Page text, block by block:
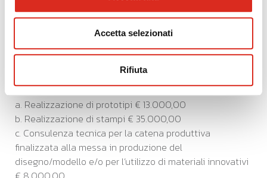
Accetta selezionati
Rifiuta
AGEVOLAZIONE
Le agevolazioni sono concesse fino all’80%delle spese
e nel rispetto degli importi massimi previsti per
ciascuna tipologia di servizio:
a. Realizzazione di prototipi € 13.000,00
b. Realizzazione di stampi € 35.000,00
c. Consulenza tecnica per la catena produttiva
finalizzata alla messa in produzione del
disegno/modello e/o per l’utilizzo di materiali innovativi